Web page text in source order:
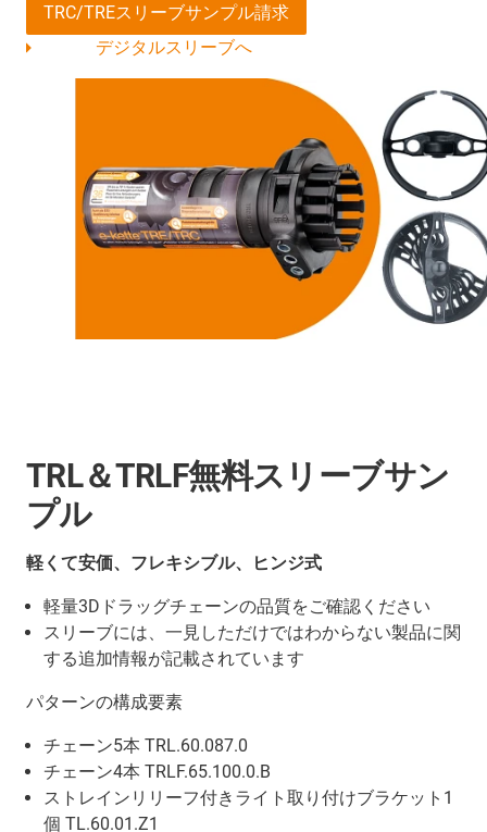
TRC/TREスリーブサンプル請求
デジタルスリーブへ
TRL＆TRLF無料スリーブサン
プル
軽くて安価、フレキシブル、ヒンジ式
軽量3Dドラッグチェーンの品質をご確認ください
スリーブには、一見しただけではわからない製品に関
する追加情報が記載されています
パターンの構成要素
チェーン5本 TRL.60.087.0
チェーン4本 TRLF.65.100.0.B
ストレインリリーフ付きライト取り付けブラケット1
個 TL.60.01.Z1